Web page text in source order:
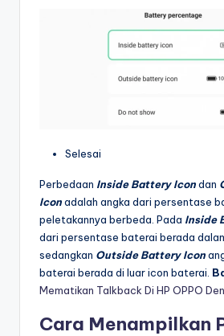
Selesai
Perbedaan Inside Battery Icondan
Iconadalah angka dari persentase
peletakannya berbeda. Pada Inside
dari persentase baterai berada
sedangkan Outside Battery Icon
baterai berada di luar icon baterai.
Mematikan Talkback Di HP OPPO
Cara Menampilkan